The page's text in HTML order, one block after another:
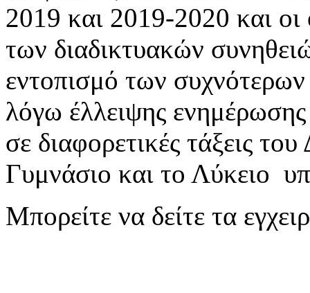
2019 και 2019-2020 και οι
των διαδικτυακών
εντοπισμό των
λόγω έλλειψης
σε διαφορετικές τάξεις
Γυμνάσιο και το Λύκειο
Μπορείτε να δείτε τα